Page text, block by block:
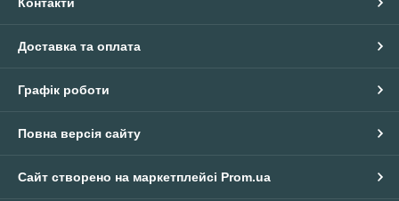
Доставка та оплата
Графік роботи
Повна версія сайту
Сайт створено на маркетплейсі Prom.ua